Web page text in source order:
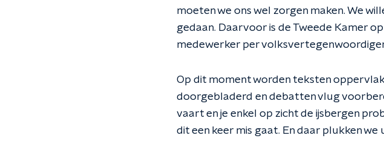
moeten we ons wel zorgen maken. We
gedaan. Daarvoor is de Tweede Kamer
medewerker per
Op dit moment worden teksten
doorgebladerd en debatten vlug
vaart en je enkel op zicht de ijsbergen
dit een keer mis gaat. En daar plukken